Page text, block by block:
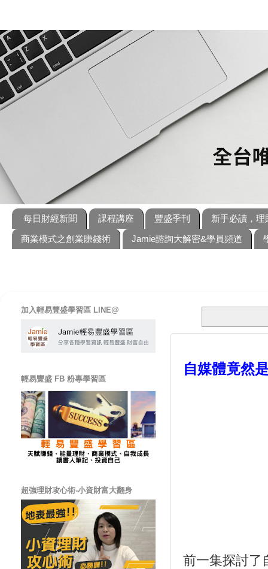
每日財經新聞 課程講座 豐盛季刊
新手必讀，理
商業模式之創業賺錢術
Jamie諮詢大解密&學員頻道
自媒體竟然
前一集探討了
加入輕易豐盛學習區 LINE@
輕易豐盛 FB 粉專學習區
超強理財攻心術-小資財富大翻身